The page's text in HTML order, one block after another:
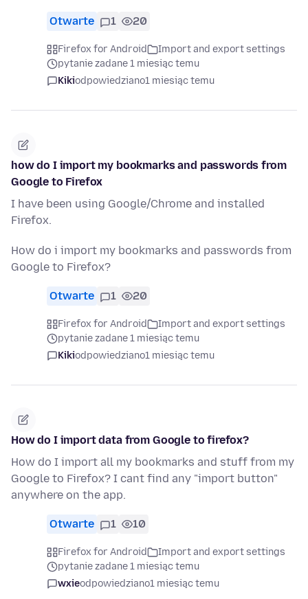
Otwarte 1 20
Firefox for Android
Import and export settings
pytanie zadane 1 miesiąc temu
Kikiodpowiedziano1 miesiąc temu
how do I import my bookmarks and passwords from
Google to Firefox
I have been using Google/Chrome and installed
Firefox.
How do i import my bookmarks and passwords from
Google to Firefox?
Otwarte 1 20
Firefox for Android
Import and export settings
pytanie zadane 1 miesiąc temu
Kikiodpowiedziano1 miesiąc temu
How do I import data from Google to firefox?
How do I import all my bookmarks and stuff from my
Google to Firefox? I cant find any "import button"
anywhere on the app.
Otwarte 1 10
Firefox for Android
Import and export settings
pytanie zadane 1 miesiąc temu
wxieodpowiedziano1 miesiąc temu